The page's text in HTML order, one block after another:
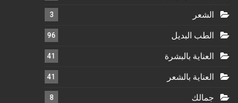
الشعر 3
الطب البديل 96
العناية بالبشرة 41
العناية بالشعر 41
جمالك 8